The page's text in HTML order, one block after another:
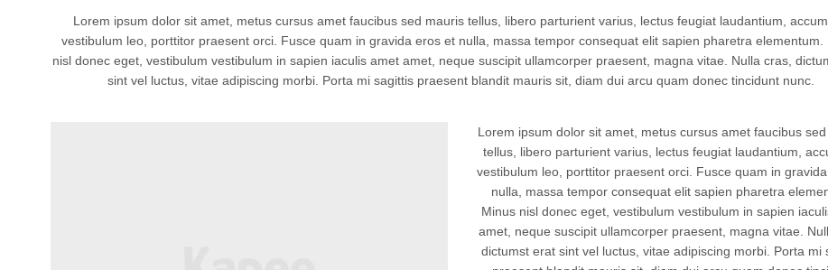
Lorem ipsum dolor sit amet, metus cursus amet faucibus sed mauris tellus, libero parturient varius, lectus feugiat laudantium,
vestibulum leo, porttitor praesent orci. Fusce quam in gravida eros et nulla, massa tempor consequat elit sapien pharetra elementum.
nisl donec eget, vestibulum vestibulum in sapien iaculis amet amet, neque suscipit ullamcorper praesent, magna vitae. Nulla cras,
sint vel luctus, vitae adipiscing morbi. Porta mi sagittis praesent blandit mauris sit, diam dui arcu quam donec tincidunt nunc.
Lorem ipsum dolor sit amet, metus cursus amet faucibus
tellus, libero parturient varius, lectus feugiat laudantium,
vestibulum leo, porttitor praesent orci. Fusce quam in
nulla, massa tempor consequat elit sapien pharetra
Minus nisl donec eget, vestibulum vestibulum in sapien
amet, neque suscipit ullamcorper praesent, magna vitae.
dictumst erat sint vel luctus, vitae adipiscing morbi. Porta mi